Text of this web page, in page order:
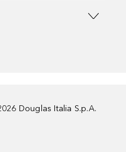
Douglas Italia S.p.A.